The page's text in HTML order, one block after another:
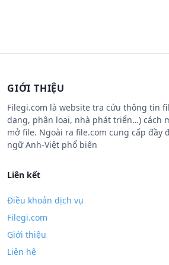
GIỚI THIỆU
Filegi.com là website tra cứu thông tin
dạng, phân loại, nhà phát triển…) cách
mở file. Ngoài ra file.com cung cấp đầy
ngữ Anh-Việt phổ biến
Liên kết
Điều khoản dịch vụ
Filegi.com
Giới thiệu
Liên hệ